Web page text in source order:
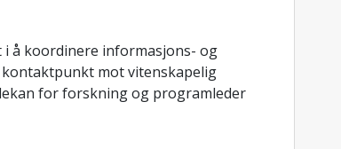
å koordinere informasjons- og
mot vitenskapelig
for forskning og programleder